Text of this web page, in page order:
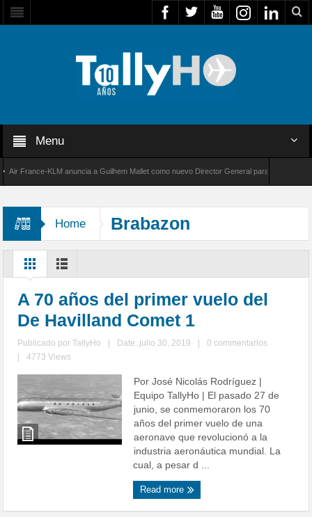
Menu
France-KLM anuncia a Guilhem Mallet como nuevo Director General para América Latina
Home Brabazon
A 70 años del primer vuelo del
De Havilland Comet 1
Publicado porTallyHo Date: julio 30, 2019
0 commentarios
4773 Views
Por José Nicolás Rodríguez |
Equipo TallyHo | El pasado 27 de
junio, se conmemoraron los 70
años del primer vuelo de una
aeronave que revolucionó a la
industria aeronáutica mundial. La
cual, a pesar d ...
Read more